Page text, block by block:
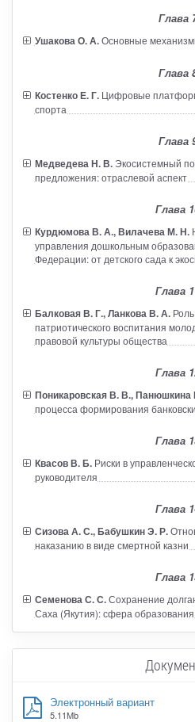
Глава
Ушакова О. А.Основные
Глава
Костенко Е. Г.Цифровые
спорта
Глава
Медведева Н. В.Экосистемный
предложения: отраслевой аспект
Глава
Курдюмова В. А., Вилачева М. Н.
управления дошкольным
Федерации: от детского сада к
Глава
Балковая В. Г., Ланкова В. А.Роль
патриотического воспитания
правовой культуры общества
Глава
Поникаровская В. В., Панюшкина
процесса формирования
Глава
Квасов В. Б.Риски в
руководителя
Глава
Сизова А. С., Бабушкин Э. Р.
наказанию в виде смертной казни
Глава
Семенова С. С.Сохранение
Саха (Якутия): сфера образования
Электронный вариант
5.11Mb